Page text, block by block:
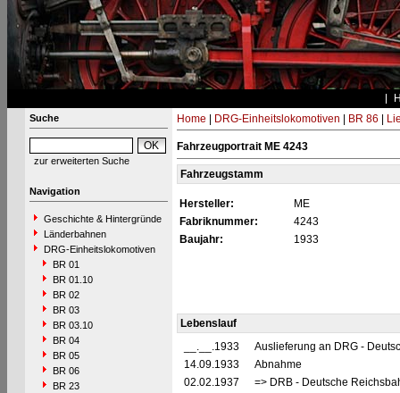
Suche
zur erweiterten Suche
Navigation
Geschichte & Hintergründe
Länderbahnen
DRG-Einheitslokomotiven
BR 01
BR 01.10
BR 02
BR 03
BR 03.10
BR 04
BR 05
BR 06
BR 23
Home DRG-Einheitslokomotiven BR 86
Fahrzeugportrait ME 4243
Fahrzeugstamm
Hersteller:
ME
Fabriknummer:
4243
Baujahr:
1933
Lebenslauf
__.__.1933
Auslieferung an DRG -
14.09.1933
Abnahme
02.02.1937
=> DRB - Deutsche